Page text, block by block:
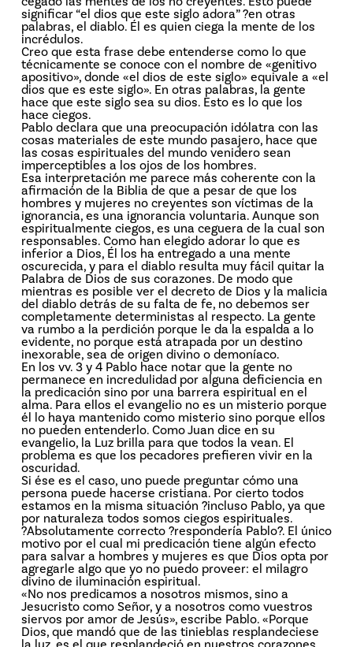
significar “el dios que este siglo adora” ?en otras
palabras, el diablo. Él es quien ciega la mente de los
incrédulos.
Creo que esta frase debe entenderse como lo que
técnicamente se conoce con el nombre de «genitivo
apositivo», donde «el dios de este siglo» equivale a «el
dios que es este siglo». En otras palabras, la gente
hace que este siglo sea su dios. Esto es lo que los
hace ciegos.
Pablo declara que una preocupación idólatra con las
cosas materiales de este mundo pasajero, hace que
las cosas espirituales del mundo venidero sean
imperceptibles a los ojos de los hombres.
Esa interpretación me parece más coherente con la
afirmación de la Biblia de que a pesar de que los
hombres y mujeres no creyentes son víctimas de la
ignorancia, es una ignorancia voluntaria. Aunque son
espiritualmente ciegos, es una ceguera de la cual son
responsables. Como han elegido adorar lo que es
inferior a Dios, Él los ha entregado a una mente
oscurecida, y para el diablo resulta muy fácil quitar la
Palabra de Dios de sus corazones. De modo que
mientras es posible ver el decreto de Dios y la malicia
del diablo detrás de su falta de fe, no debemos ser
completamente deterministas al respecto. La gente
va rumbo a la perdición porque le da la espalda a lo
evidente, no porque está atrapada por un destino
inexorable, sea de origen divino o demoníaco.
En los vv. 3 y 4 Pablo hace notar que la gente no
permanece en incredulidad por alguna deficiencia en
la predicación sino por una barrera espiritual en el
alma. Para ellos el evangelio no es un misterio porque
él lo haya mantenido como misterio sino porque ellos
no pueden entenderlo. Como Juan dice en su
evangelio, la Luz brilla para que todos la vean. El
problema es que los pecadores prefieren vivir en la
oscuridad.
Si ése es el caso, uno puede preguntar cómo una
persona puede hacerse cristiana. Por cierto todos
estamos en la misma situación ?incluso Pablo, ya que
por naturaleza todos somos ciegos espirituales.
?Absolutamente correcto ?respondería Pablo?. El único
motivo por el cual mi predicación tiene algún efecto
para salvar a hombres y mujeres es que Dios opta por
agregarle algo que yo no puedo proveer: el milagro
divino de iluminación espiritual.
«No nos predicamos a nosotros mismos, sino a
Jesucristo como Señor, y a nosotros como vuestros
siervos por amor de Jesús», escribe Pablo. «Porque
Dios, que mandó que de las tinieblas resplandeciese